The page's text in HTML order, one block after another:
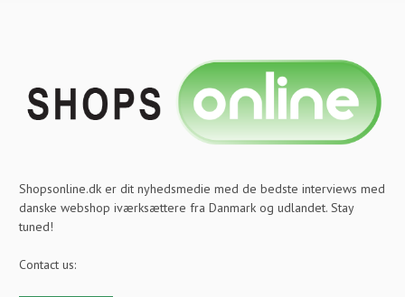
Shopsonline.dk er dit nyhedsmedie med de bedste interviews med
danske webshop iværksættere fra Danmark og udlandet. Stay
tuned!
Contact us: